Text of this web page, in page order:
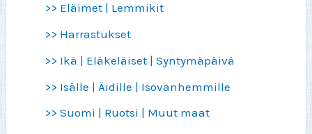
>> Eläimet | Lemmikit
>> Harrastukset
>> Ikä | Eläkeläiset | Syntymäpäivä
>> Isälle | Äidille | Isovanhemmille
>> Suomi | Ruotsi | Muut maat